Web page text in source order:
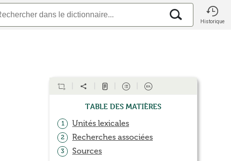
Historique
Table des matières
1 Unités lexicales
2 Recherches associées
3 Sources